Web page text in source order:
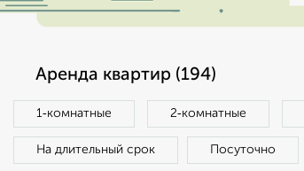
Аренда квартир (194)
1‑комнатные 2‑комнатные
На длительный срок Посуточно